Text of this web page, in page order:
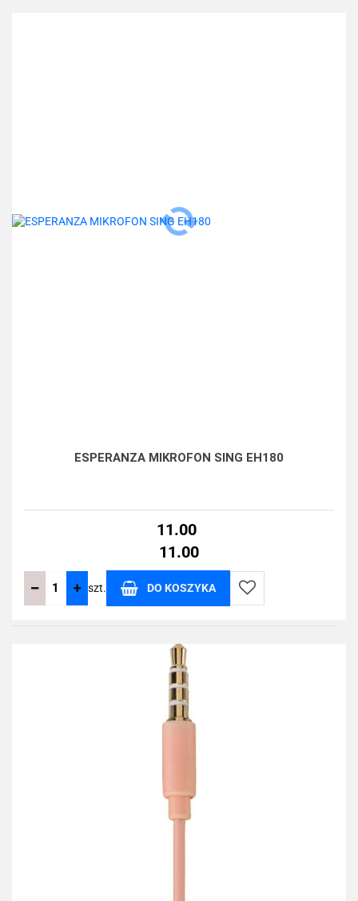
ESPERANZA MIKROFON SING EH180
11.00
11.00
szt. DO KOSZYKA
Do